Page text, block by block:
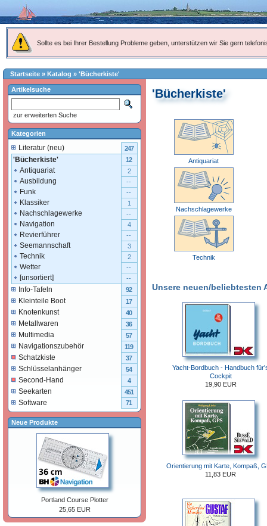
Sollte es bei Ihrer Bestellung Probleme geben, unterstützen wir Sie gern
Startseite » Katalog » 'Bücherkiste'
'Bücherkiste'
Antiquariat
Nachschlagewerke
Technik
Unsere neuen/beliebtesten
Yacht-Bordbuch - Handbuch
Cockpit
19,90 EUR
Orientierung mit Karte, Kompaß,
11,83 EUR
Artikelsuche
zur erweiterten Suche
Kategorien
Literatur (neu) 247
'Bücherkiste' 12
Antiquariat 2
Ausbildung --
Funk --
Klassiker 1
Nachschlagewerke --
Navigation 4
Revierführer --
Seemannschaft 3
Technik 2
Wetter --
[unsortiert] --
Info-Tafeln 92
Kleinteile Boot 17
Knotenkunst 40
Metallwaren 36
Multimedia 57
Navigationszubehör 119
Schatzkiste 37
Schlüsselanhänger 54
Second-Hand 4
Seekarten 451
Software 71
Neue Produkte
Portland Course Plotter
25,65 EUR